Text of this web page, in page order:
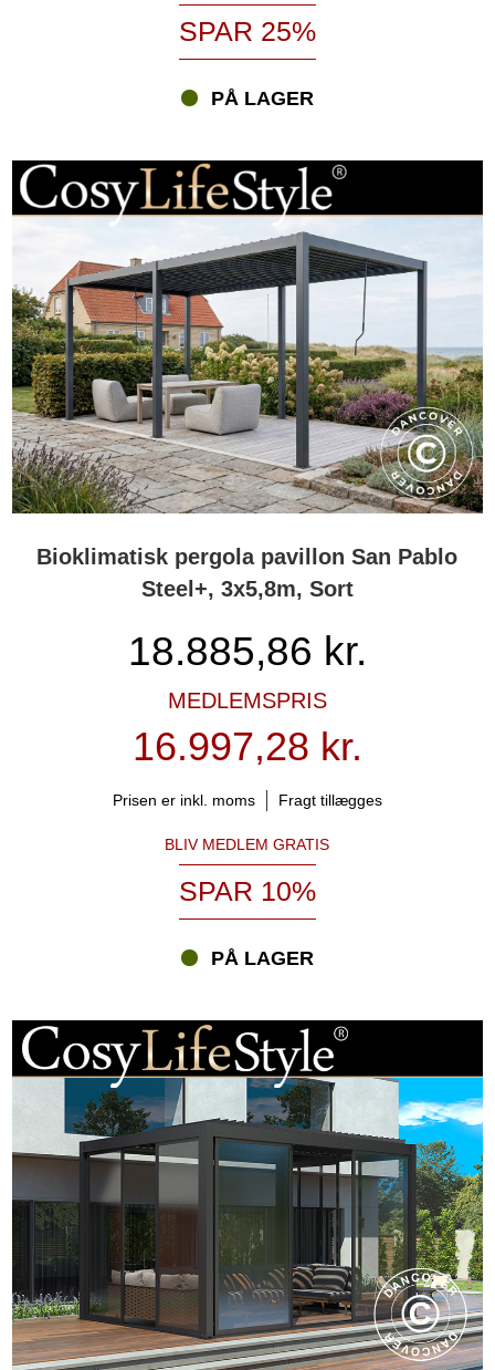
SPAR 25%
PÅ LAGER
Bioklimatisk pergola pavillon San Pablo
Steel+, 3x5,8m, Sort
18.885,86 kr.
MEDLEMSPRIS
16.997,28 kr.
Prisen er inkl. moms Fragt tillægges
BLIV MEDLEM GRATIS
SPAR 10%
PÅ LAGER